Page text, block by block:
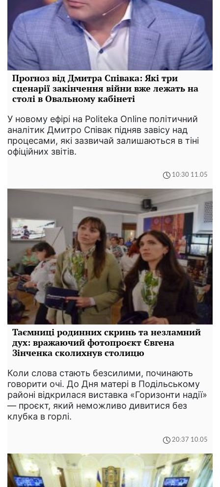
Прогноз від Дмитра Співака: Які три
сценарії закінчення війни вже лежать на
столі в Овальному кабінеті
У новому ефірі на Politeka Online політичний
аналітик Дмитро Співак підняв завісу над
процесами, які зазвичай залишаються в тіні
офіційних звітів.
10:30 11.05
Таємниці родинних скринь та незламний
дух: вражаючий фотопроєкт Євгена
Зінченка сколихнув столицю
Коли слова стають безсилими, починають
говорити очі. До Дня матері в Подільському
районі відкрилася виставка «Горизонти надії»
— проєкт, який неможливо дивитися без
клубка в горлі.
20:37 10.05